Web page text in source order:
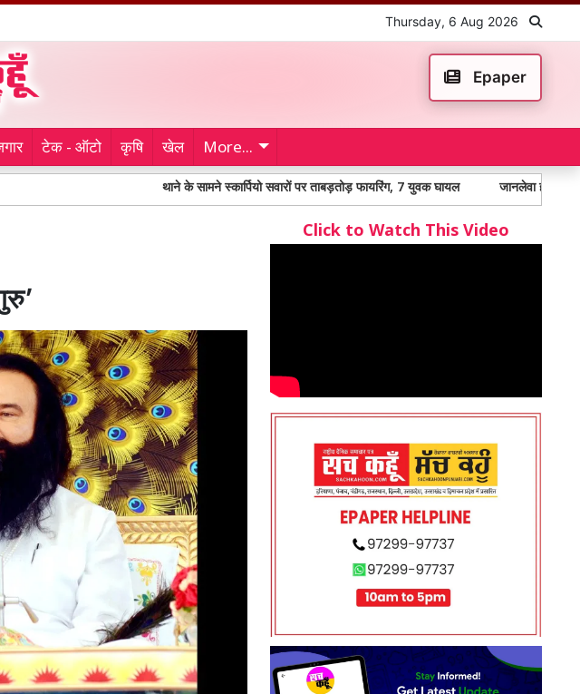
Thursday, 6 Aug 2026
Epaper
टेक - ऑटो कृषि खेल More...
थाने के सामने स्कार्पियो सवारों पर ताबड़तोड़ फायरिंग, 7 युवक घायल जानलेवा हमले के आरोपी को सात
Click to Watch This Video